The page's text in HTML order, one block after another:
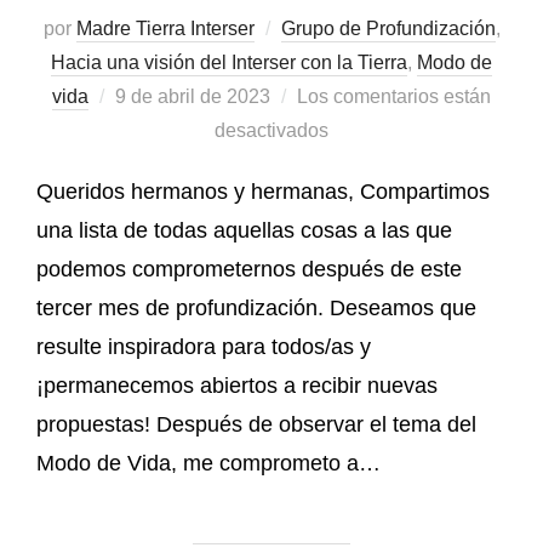
por Madre Tierra Interser Grupo de Profundización,
Hacia una visión del Interser con la Tierra, Modo de
vida
9 de abril de 2023
Los comentarios están
desactivados
Queridos hermanos y hermanas, Compartimos
una lista de todas aquellas cosas a las que
podemos comprometernos después de este
tercer mes de profundización. Deseamos que
resulte inspiradora para todos/as y
¡permanecemos abiertos a recibir nuevas
propuestas! Después de observar el tema del
Modo de Vida, me comprometo a…